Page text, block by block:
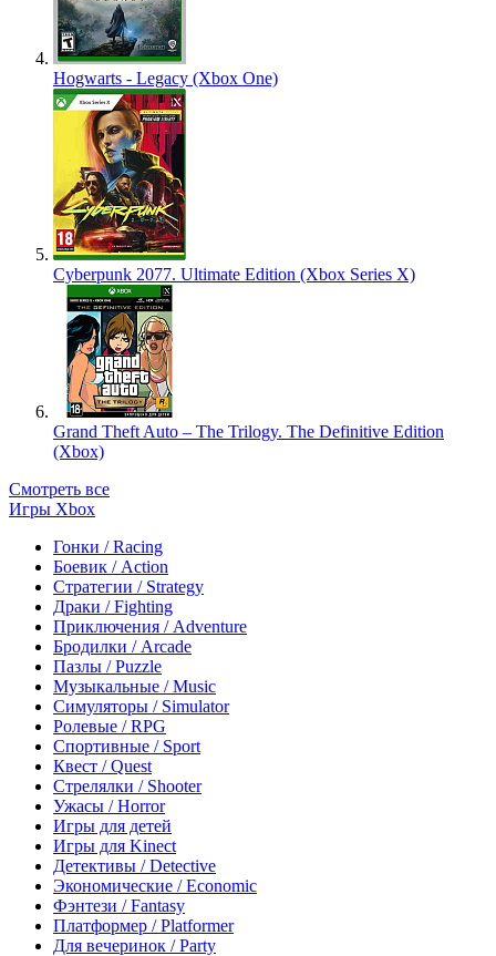
Hogwarts - Legacy (Xbox One)
Cyberpunk 2077. Ultimate Edition (Xbox Series X)
Grand Theft Auto – The Trilogy. The Definitive Edition
(Xbox)
Смотреть все
Игры Xbox
Гонки / Racing
Боевик / Action
Стратегии / Strategy
Драки / Fighting
Приключения / Adventure
Бродилки / Arcade
Пазлы / Puzzle
Музыкальные / Music
Симуляторы / Simulator
Ролевые / RPG
Спортивные / Sport
Квест / Quest
Стрелялки / Shooter
Ужасы / Horror
Игры для детей
Игры для Kinect
Детективы / Detective
Экономические / Economic
Фэнтези / Fantasy
Платформер / Platformer
Для вечеринок / Party